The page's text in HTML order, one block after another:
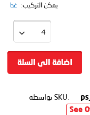
يمكن التركيب: غدا
اضافة الى السلة
SKU: بواسطة
See